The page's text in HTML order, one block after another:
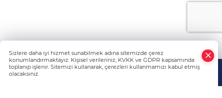
Sizlere daha iyi hizmet sunabilmek adına sitemizde çerez
konumlandırmaktayız. Kişisel verileriniz, KVKK ve GDPR kapsamında
toplanıp işlenir. Sitemizi kullanarak, çerezleri kullanmamızı kabul etmiş
olacaksınız.